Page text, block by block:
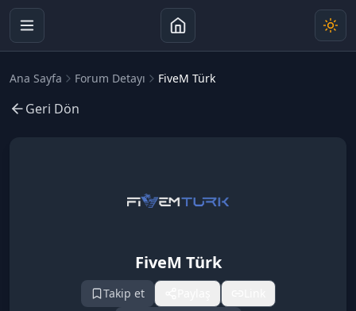
Ana Sayfa Forum Detayı FiveM Türk
Geri Dön
FiveM Türk
Takip et